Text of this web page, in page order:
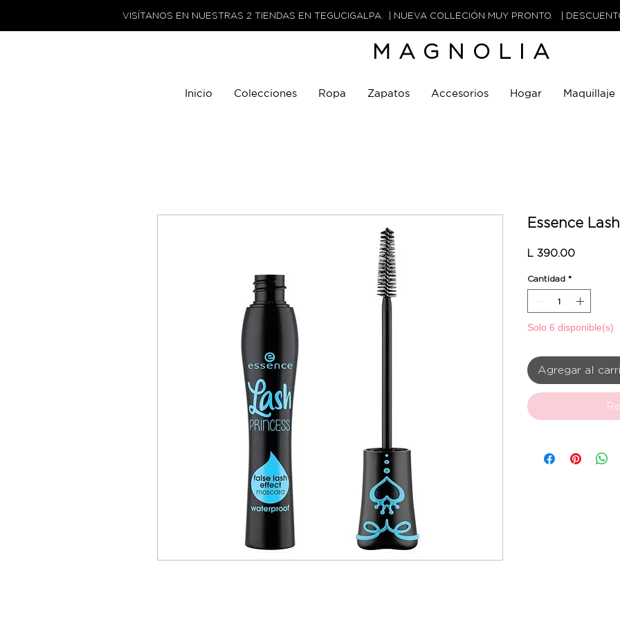
VISÍTANOS EN NUESTRAS 2 TIENDAS EN TEGUCIGALPA. | NUEVA COLLECIÓN MUY PRONTO. |
MAGNOLIA
Inicio Colecciones Ropa Zapatos Accesorios Hogar Maquillaje
Essence
L 390.00Precio
Cantidad *
Solo 6 disponible(s)
Agregar al